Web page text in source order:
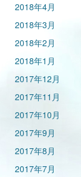
2018年4月
2018年3月
2018年2月
2018年1月
2017年12月
2017年11月
2017年10月
2017年9月
2017年8月
2017年7月